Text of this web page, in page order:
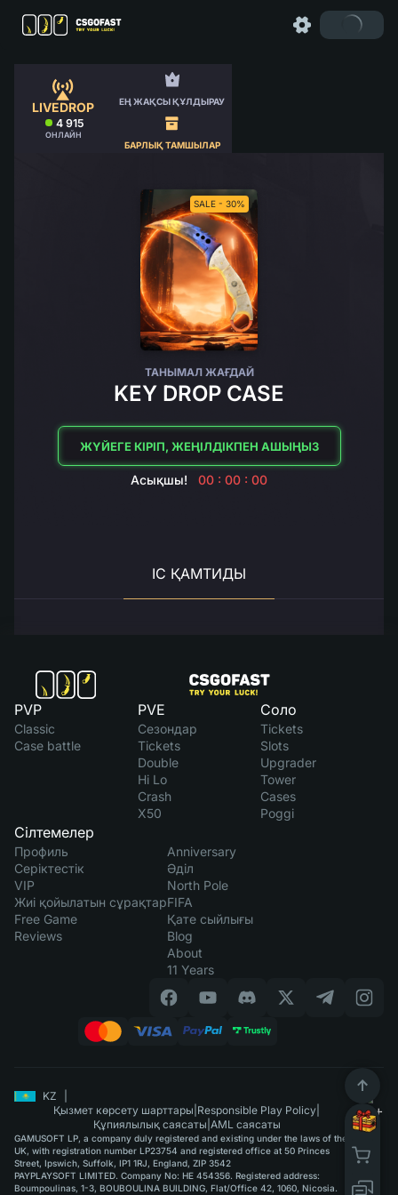
LIVEDROP
4 915
ОНЛАЙН
ЕҢ ЖАҚСЫ ҚҰЛДЫРАУ
БАРЛЫҚ ТАМШЫЛАР
SALE - 30%
ТАНЫМАЛ ЖАҒДАЙ
KEY DROP CASE
ЖҮЙЕГЕ КІРІП, ЖЕҢІЛДІКПЕН АШЫҢЫЗ
Асықшы! 00 : 00 : 00
ІС ҚАМТИДЫ
PVP
Classic
Case battle
PVE
Сезондар
Tickets
Double
Hi Lo
Crash
X50
Соло
Tickets
Slots
Upgrader
Tower
Cases
Poggi
Сілтемелер
Профиль
Серіктестік
VIP
Жиі қойылатын сұрақтар
Free Game
Reviews
Anniversary
Әділ
North Pole
FIFA
Қате сыйлығы
Blog
About
11 Years
KZ
Қызмет көрсету шарттары Responsible Play Policy
Құпиялылық саясаты AML саясаты
GAMUSOFT LP, a company duly registered and existing under the laws of the
UK, with registration number LP23754 and registered office at 50 Princes
Street, Ipswich, Suffolk, IP1 1RJ, England, ZIP 3542
PAYPLAYSOFT LIMITED. Company No: HE 454356. Registered address:
Boumpoulinas, 1-3, BOUBOULINA BUILDING, Flat/Office 42, 1060, Nicosia.